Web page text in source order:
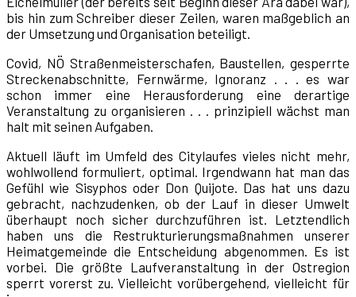
bis hin zum Schreiber dieser Zeilen, waren maßgeblich an
der Umsetzung und Organisation beteiligt.
Covid, NÖ Straßenmeisterschafen, Baustellen, gesperrte
Streckenabschnitte, Fernwärme, Ignoranz . . . es war
schon immer eine Herausforderung eine derartige
Veranstaltung zu organisieren . . . prinzipiell wächst man
halt mit seinen Aufgaben.
Aktuell läuft im Umfeld des Citylaufes vieles nicht mehr,
wohlwollend formuliert, optimal. Irgendwann hat man das
Gefühl wie Sisyphos oder Don Quijote. Das hat uns dazu
gebracht, nachzudenken, ob der Lauf in dieser Umwelt
überhaupt noch sicher durchzuführen ist. Letztendlich
haben uns die Restrukturierungsmaßnahmen unserer
Heimatgemeinde die Entscheidung abgenommen. Es ist
vorbei. Die größte Laufveranstaltung in der Ostregion
sperrt vorerst zu. Vielleicht vorübergehend, vielleicht für